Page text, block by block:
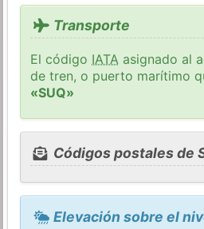
Transporte
El código IATA asignado al
de tren, o puerto marítimo
«SUQ»
Códigos postales de
Elevación sobre el